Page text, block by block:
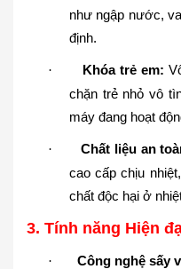
như ngập nước,
định.
· Khóa trẻ em:
chặn trẻ nhỏ vô
máy đang hoạt
· Chất liệu an
cao cấp chịu
chất độc hại ở
3. Tính năng Hiện
· Công nghệ sấy